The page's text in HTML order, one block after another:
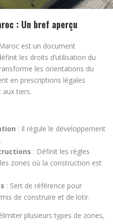
: Un bref aperçu
est un document
les droits d’utilisation du
les orientations du
en prescriptions légales
aux tiers.
: Il régule le développement
: Définit les règles
zones où la construction est
: Sert de référence pour
de construire et de lotir.
plusieurs types de zones,